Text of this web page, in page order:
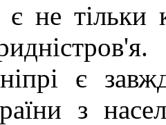
є не тільки
є
з